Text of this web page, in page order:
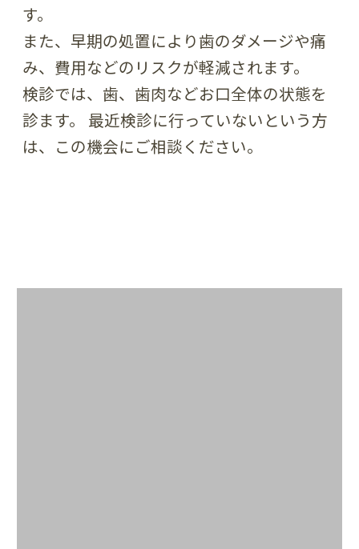
す。
また、早期の処置により歯のダメージや痛
み、費用などのリスクが軽減されます。
検診では、歯、歯肉などお口全体の状態を
診ます。 最近検診に行っていないという方
は、この機会にご相談ください。